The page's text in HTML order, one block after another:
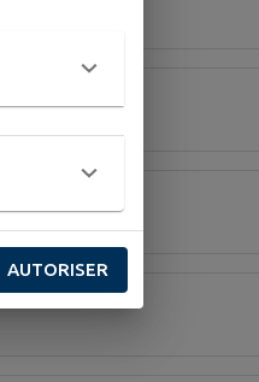
AUTORISER